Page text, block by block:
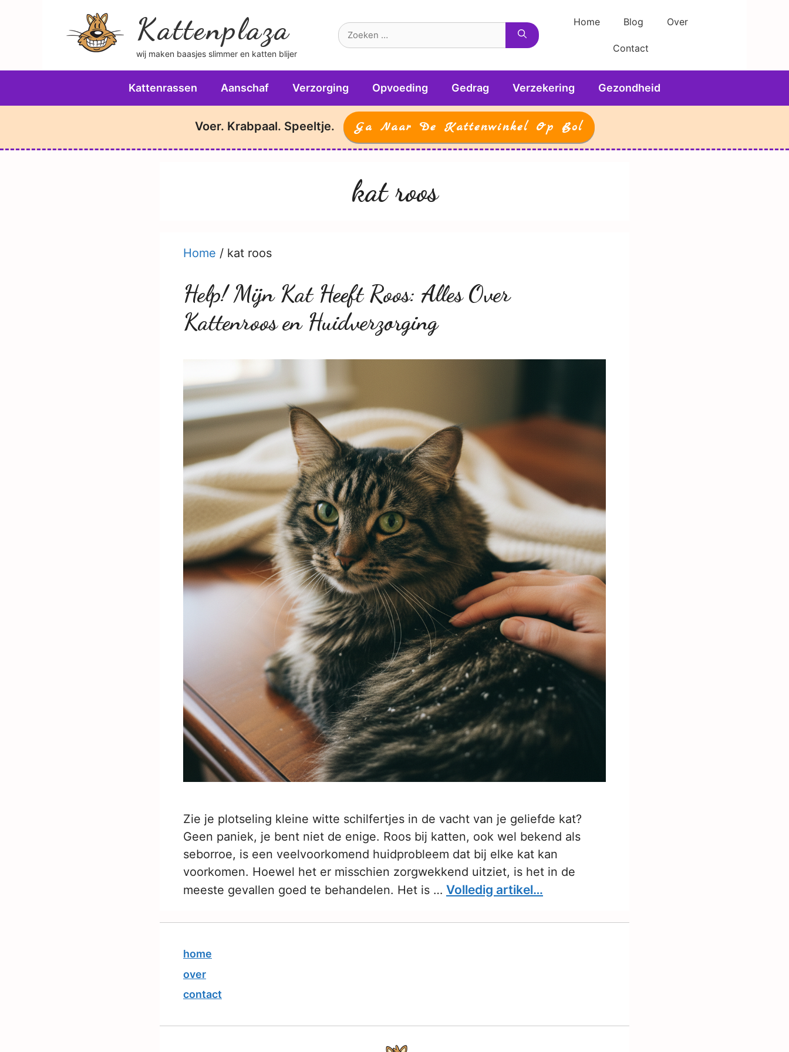
Kattenplaza
wij maken baasjes slimmer en katten blijer
Home Blog Over
Contact
Kattenrassen Aanschaf Verzorging Opvoeding Gedrag Verzekering Gezondheid
Voer. Krabpaal. Speeltje. Ga Naar De Kattenwinkel Op Bol
kat roos
Home / kat roos
Help! Mijn Kat Heeft Roos: Alles Over
Kattenroos en Huidverzorging
Zie je plotseling kleine witte schilfertjes in de vacht van je geliefde kat?
Geen paniek, je bent niet de enige. Roos bij katten, ook wel bekend als
seborroe, is een veelvoorkomend huidprobleem dat bij elke kat kan
voorkomen. Hoewel het er misschien zorgwekkend uitziet, is het in de
meeste gevallen goed te behandelen. Het is … Volledig artikel…
home
over
contact